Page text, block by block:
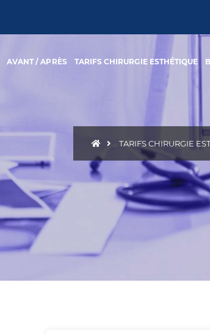
AVANT / APRÈS TARIFS CHIRURGIE ESTHÉTIQUE
TARIFS CHIRURGIE